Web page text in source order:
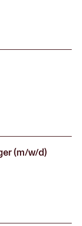
(m/w/d)